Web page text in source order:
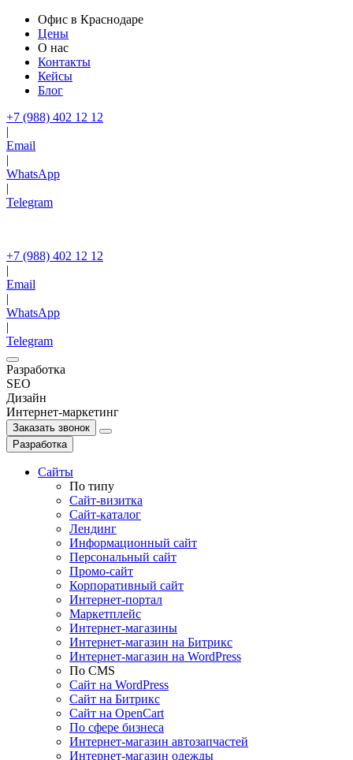
Офис в Краснодаре
Цены
О нас
Контакты
Кейсы
Блог
+7 (988) 402 12 12
|
Email
|
WhatsApp
|
Telegram
+7 (988) 402 12 12
|
Email
|
WhatsApp
|
Telegram
Разработка
SEO
Дизайн
Интернет-маркетинг
Заказать звонок
Разработка
Сайты
По типу
Сайт-визитка
Сайт-каталог
Лендинг
Информационный сайт
Персональный сайт
Промо-сайт
Корпоративный сайт
Интернет-портал
Маркетплейс
Интернет-магазины
Интернет-магазин на Битрикс
Интернет-магазин на WordPress
По СMS
Сайт на WordPress
Сайт на Битрикс
Сайт на OpenCart
По сфере бизнеса
Интернет-магазин автозапчастей
Интернет-магазин одежды